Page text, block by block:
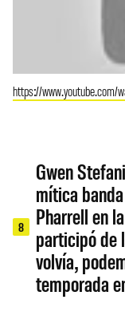
https://www.youtube.com/
8
Gwen
mítica
Pharrell en
participó de
volvía,
temporada